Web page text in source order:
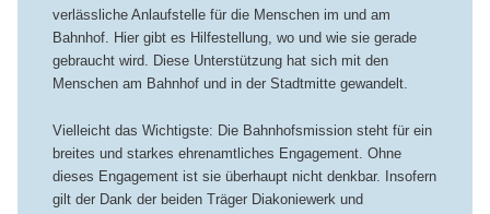
verlässliche Anlaufstelle für die Menschen im und am
Bahnhof. Hier gibt es Hilfestellung, wo und wie sie gerade
gebraucht wird. Diese Unterstützung hat sich mit den
Menschen am Bahnhof und in der Stadtmitte gewandelt.
Vielleicht das Wichtigste: Die Bahnhofsmission steht für ein
breites und starkes ehrenamtliches Engagement. Ohne
dieses Engagement ist sie überhaupt nicht denkbar. Insofern
gilt der Dank der beiden Träger Diakoniewerk und